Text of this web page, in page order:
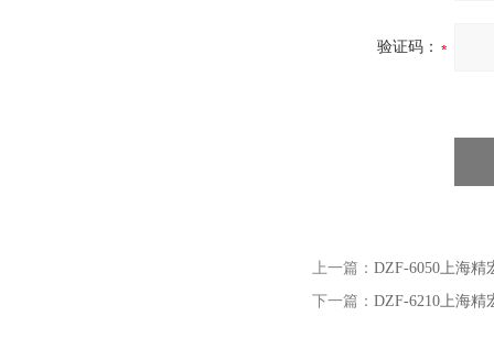
验证码：
上一篇： DZF-6050上海精
下一篇： DZF-6210上海精